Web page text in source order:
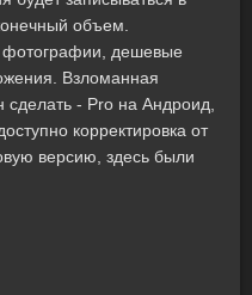
объем.
фотографии, дешевые
Взломанная
- Pro на Андроид,
корректировка от
версию, здесь были